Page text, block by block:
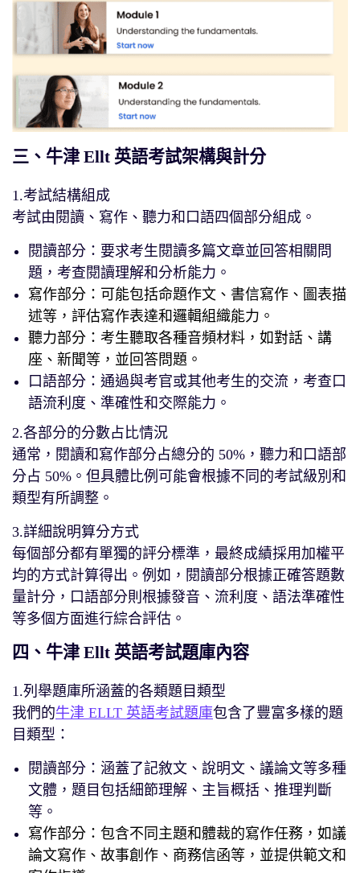
三、牛津 Ellt 英語考試架構與計分
1.考試結構組成
考試由閱讀、寫作、聽力和口語四個部分組成。
閱讀部分：要求考生閱讀多篇文章並回答相關問
題，考查閱讀理解和分析能力。
寫作部分：可能包括命題作文、書信寫作、圖表描
述等，評估寫作表達和邏輯組織能力。
聽力部分：考生聽取各種音頻材料，如對話、講
座、新聞等，並回答問題。
口語部分：通過與考官或其他考生的交流，考查口
語流利度、準確性和交際能力。
2.各部分的分數占比情況
通常，閱讀和寫作部分占總分的 50%，聽力和口語部
分占 50%。但具體比例可能會根據不同的考試級別和
類型有所調整。
3.詳細說明算分方式
每個部分都有單獨的評分標準，最終成績採用加權平
均的方式計算得出。例如，閱讀部分根據正確答題數
量計分，口語部分則根據發音、流利度、語法準確性
等多個方面進行綜合評估。
四、牛津 Ellt 英語考試題庫內容
1.列舉題庫所涵蓋的各類題目類型
我們的牛津 ELLT 英語考試題庫包含了豐富多樣的題
目類型：
閱讀部分：涵蓋了記敘文、說明文、議論文等多種
文體，題目包括細節理解、主旨概括、推理判斷
等。
寫作部分：包含不同主題和體裁的寫作任務，如議
論文寫作、故事創作、商務信函等，並提供範文和